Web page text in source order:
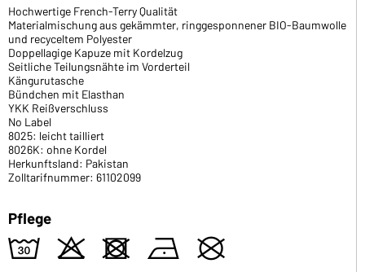
Hochwertige French-Terry Qualität
Materialmischung aus gekämmter, ringgesponnener BIO-Baumwolle
und recyceltem Polyester
Doppellagige Kapuze mit Kordelzug
Seitliche Teilungsnähte im Vorderteil
Kängurutasche
Bündchen mit Elasthan
YKK Reißverschluss
No Label
8025: leicht tailliert
8026K: ohne Kordel
Herkunftsland: Pakistan
Zolltarifnummer: 61102099
Pflege
w o d n U